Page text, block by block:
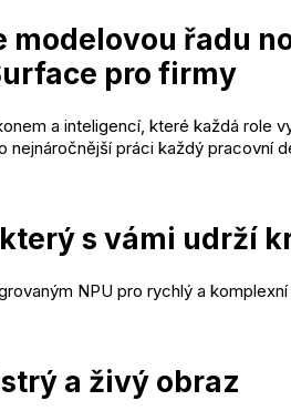
modelovou řadu
pro firmy
a inteligencí, které každá role
nejnáročnější práci každý pracovní
s vámi udrží
NPU pro rychlý a
a živý obraz